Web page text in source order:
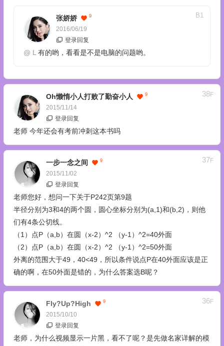
张娇娇 9
2016/06/19
B1
登录回复
@ L有的哟，看看是不是电脑的问题哟。
Oh懒惰小人打败了勤奋小人 9
2015/11/14
38F
登录回复
老师 今年还会有考前冲刺这本书吗
一步一念之间 9
2015/11/02
37F
登录回复
老师您好，想问一下关于P242页第9题
半径分别为3和4的两个圆，圆心坐标分别为(a,1)和(b,2)，则他
们有4条公切线。
（1）点P（a,b）在圆（x-2）^2 （y-1）^2=40外面
（2）点P（a,b）在圆（x-2）^2 （y-1）^2=50外面
外离的范围大于49，40<49，所以条件说点P在40外面应该是正
确的啊，在50外面是错的，为什么答案选B呢？
Fly?Up?High 9
2015/10/10
36F
登录回复
老师，为什么视频显示一片黑，看不了呢？是先做名家详解的模